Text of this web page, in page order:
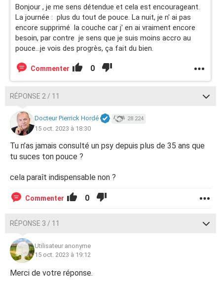
Bonjour , je me sens détendue et cela est encourageant.
La journée : plus du tout de pouce. La nuit, je n' ai pas
encore supprimé la couche car j' en ai vraiment encore
besoin, par contre je sens que je suis moins accro au
pouce...je vois des progrès, ça fait du bien.
Commenter 0
RÉPONSE 2 / 11
Docteur Pierrick Hordé 28 224
15 oct. 2023 à 18:30
Tu n’as jamais consulté un psy depuis plus de 35 ans que
tu suces ton pouce ?
cela paraît indispensable non ?
Commenter 0
RÉPONSE 3 / 11
Utilisateur anonyme
15 oct. 2023 à 19:12
Merci de votre réponse.